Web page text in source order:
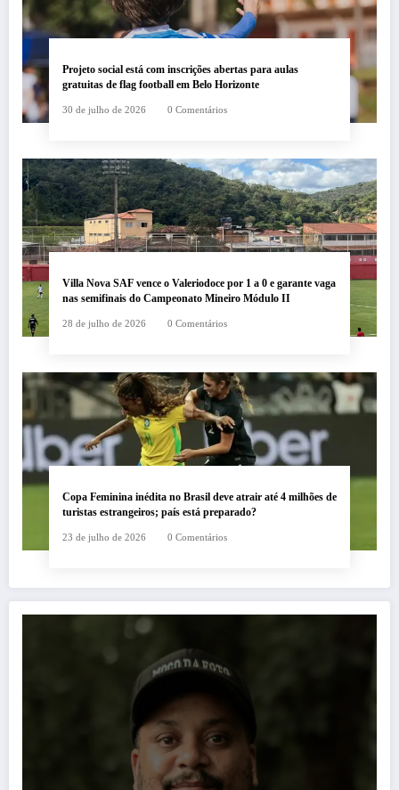
Projeto social está com inscrições abertas para aulas
gratuitas de flag football em Belo Horizonte
30 de julho de 2026 0 Comentários
Villa Nova SAF vence o Valeriodoce por 1 a 0 e garante vaga
nas semifinais do Campeonato Mineiro Módulo II
28 de julho de 2026 0 Comentários
Copa Feminina inédita no Brasil deve atrair até 4 milhões de
turistas estrangeiros; país está preparado?
23 de julho de 2026 0 Comentários